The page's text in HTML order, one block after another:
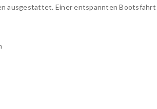
ausgestattet. Einer entspannten